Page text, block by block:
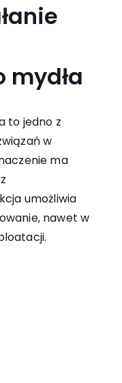
mydła
to jedno z
w
ma
umożliwia
nawet w